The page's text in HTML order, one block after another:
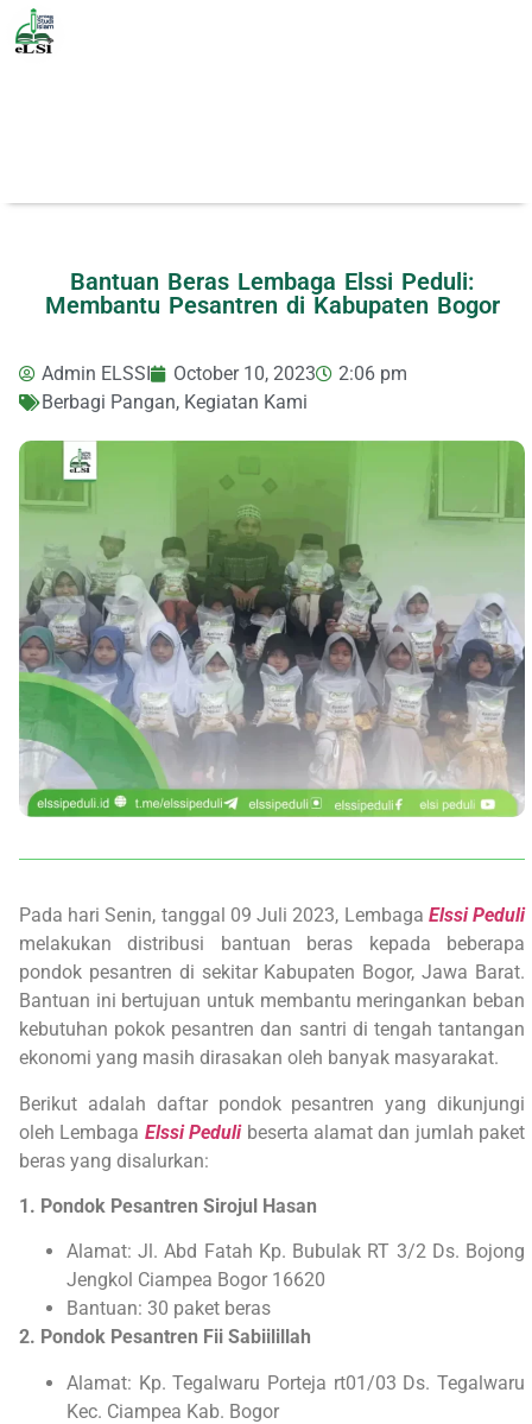
Bantuan Beras Lembaga Elssi Peduli:
Membantu Pesantren di Kabupaten Bogor
Admin ELSSI October 10, 2023
2:06 pm
Berbagi Pangan, Kegiatan Kami
Pada hari Senin, tanggal 09 Juli 2023, Lembaga Elssi Peduli
melakukan distribusi bantuan beras kepada beberapa
pondok pesantren di sekitar Kabupaten Bogor, Jawa Barat.
Bantuan ini bertujuan untuk membantu meringankan beban
kebutuhan pokok pesantren dan santri di tengah tantangan
ekonomi yang masih dirasakan oleh banyak masyarakat.
Berikut adalah daftar pondok pesantren yang dikunjungi
oleh Lembaga Elssi Pedulibeserta alamat dan jumlah paket
beras yang disalurkan:
1. Pondok Pesantren Sirojul Hasan
Alamat: Jl. Abd Fatah Kp. Bubulak RT 3/2 Ds. Bojong
Jengkol Ciampea Bogor 16620
Bantuan: 30 paket beras
2. Pondok Pesantren Fii Sabiilillah
Alamat: Kp. Tegalwaru Porteja rt01/03 Ds. Tegalwaru
Kec. Ciampea Kab. Bogor